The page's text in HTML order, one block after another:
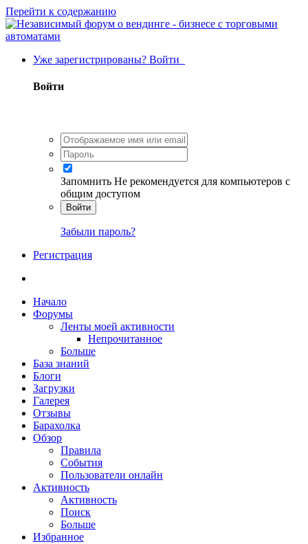
Перейти к содержанию
Уже зарегистрированы? Войти
Войти
Запомнить Не рекомендуется для компьютеров с
общим доступом
Войти
Забыли пароль?
Регистрация
Начало
Форумы
Ленты моей активности
Непрочитанное
Больше
База знаний
Блоги
Загрузки
Галерея
Отзывы
Барахолка
Обзор
Правила
События
Пользователи онлайн
Активность
Активность
Поиск
Больше
Избранное